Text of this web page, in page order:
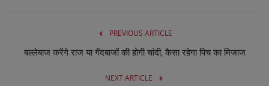
PREVIOUS ARTICLE
बल्लेबाज करेंगे राज या गेंदबाजों की होगी चांदी, कैसा रहेगा पिच का मिजाज
NEXT ARTICLE